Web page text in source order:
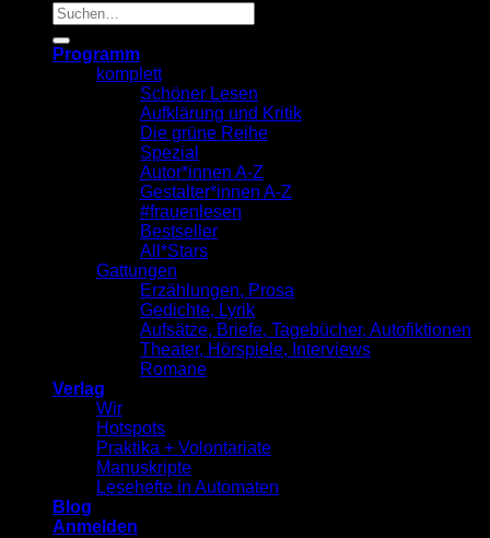
Suche
nach:
Programm
komplett
Schöner Lesen
Aufklärung und Kritik
Die grüne Reihe
Spezial
Autor*innen A-Z
Gestalter*innen A-Z
#frauenlesen
Bestseller
All*Stars
Gattungen
Erzählungen, Prosa
Gedichte, Lyrik
Aufsätze, Briefe, Tagebücher, Autofiktionen
Theater, Hörspiele, Interviews
Romane
Verlag
Wir
Hotspots
Praktika + Volontariate
Manuskripte
Lesehefte in Automaten
Blog
Anmelden